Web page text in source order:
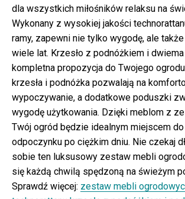
dla wszystkich miłośników relaksu na
Wykonany z wysokiej jakości
ramy, zapewni nie tylko wygodę, ale także
wiele lat. Krzesło z podnóżkiem i
kompletna propozycja do Twojego
krzesła i podnóżka pozwalają na
wypoczywanie, a dodatkowe poduszki
wygodę użytkowania. Dzięki meblom z
Twój ogród będzie idealnym miejscem
odpoczynku po ciężkim dniu. Nie czekaj
sobie ten luksusowy zestaw mebli
się każdą chwilą spędzoną na świeżym
Sprawdź więcej: zestaw mebli